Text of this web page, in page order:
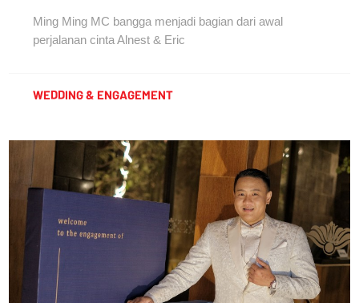
Ming Ming MC bangga menjadi bagian dari awal
perjalanan cinta Alnest & Eric
WEDDING & ENGAGEMENT